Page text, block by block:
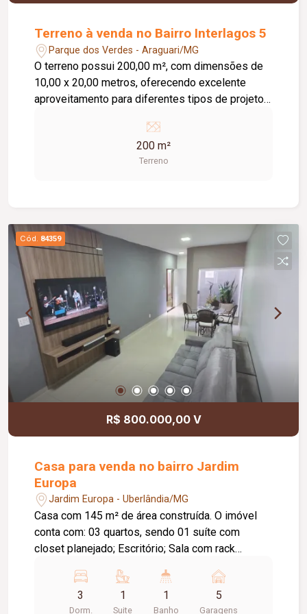
Terreno à venda no Bairro Interlagos 5
Parque dos Verdes - Araguari/MG
O terreno possui 200,00 m², com dimensões de
10,00 x 20,00 metros, oferecendo excelente
aproveitamento para diferentes tipos de projetos.
região em constante desenvolvimento.
200 m²
Terreno
Cód. 84359
R$ 800.000,00 V
Casa para venda no bairro Jardim
Europa
Jardim Europa - Uberlândia/MG
Casa com 145 m² de área construída. O imóvel
conta com: 03 quartos, sendo 01 suíte com
closet planejado; Escritório; Sala com rack
planejados, cooktop e forno embutido; Banheiros
com box em blindex, espelhos e aquecimento
3
Dorm.
1
Suite
1
Banho
5
Garagens